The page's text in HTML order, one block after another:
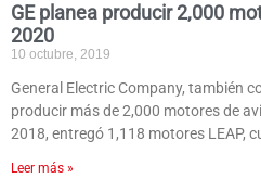
GE planea producir 2,000
2020
10 octubre, 2019
General Electric Company, también
producir más de 2,000 motores de
2018, entregó 1,118 motores LEAP,
Leer más »